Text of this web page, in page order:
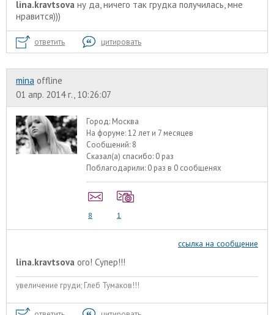
lina.kravtsova ну да, ничего так грудка получилась, мне
нравится)))
ответить цитировать
mina offline
01 апр. 2014 г., 10:26:07
Город: Москва
На форуме:12 лет и 7 месяцев
Сообщений: 8
Сказал(а) спасибо: 0 раз
Поблагодарили: 0 раз в 0 сообщенях
8 1
ссылка на сообщение
lina.kravtsova ого! Супер!!!
увеличение груди; Глеб Тумаков!!!